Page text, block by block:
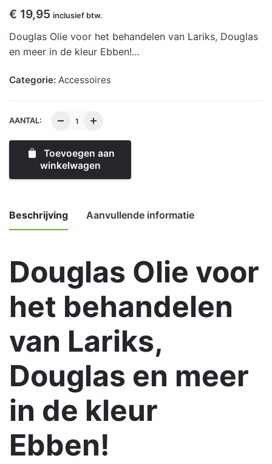
€ 19,95 inclusief btw.
Douglas Olie voor het behandelen van Lariks, Douglas
en meer in de kleur Ebben!…
Categorie: Accessoires
AANTAL:
Toevoegen aan
winkelwagen
Beschrijving Aanvullende informatie
Douglas Olie voor
het behandelen
van Lariks,
Douglas en meer
in de kleur
Ebben!
Weight 1 kg